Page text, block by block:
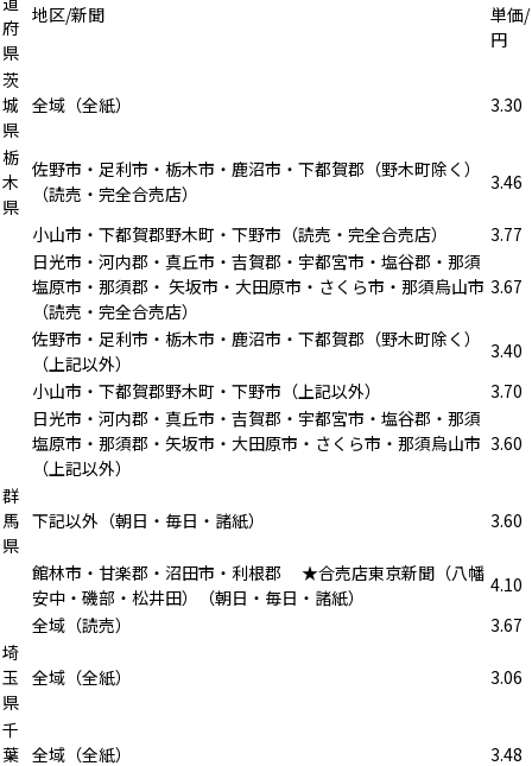
府
県
地区/新聞
単価/
円
茨
城
県
全域（全紙） 3.30
栃
木
県
佐野市・足利市・栃木市・鹿沼市・下都賀郡（野木町除く）
（読売・完全合売店）
3.46
小山市・下都賀郡野木町・下野市（読売・完全合売店）
3.77
日光市・河内郡・真丘市・吉賀郡・宇都宮市・塩谷郡・那須
塩原市・那須郡・ 矢坂市・大田原市・さくら市・那須烏山市
（読売・完全合売店）
3.67
佐野市・足利市・栃木市・鹿沼市・下都賀郡（野木町除く）
（上記以外）
3.40
小山市・下都賀郡野木町・下野市（上記以外）
3.70
日光市・河内郡・真丘市・吉賀郡・宇都宮市・塩谷郡・那須
塩原市・那須郡・矢坂市・大田原市・さくら市・那須烏山市
（上記以外）
3.60
群
馬
県
下記以外（朝日・毎日・諸紙） 3.60
館林市・甘楽郡・沼田市・利根郡 ★合売店東京新聞（八幡
安中・磯部・松井田）（朝日・毎日・諸紙）
4.10
全域（読売）
3.67
埼
玉
県
全域（全紙） 3.06
千
葉 全域（全紙） 3.48